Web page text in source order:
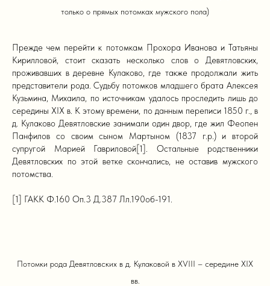
только о прямых потомках мужского пола)
Прежде чем перейти к потомкам Прохора Иванова и Татьяны
Кирилловой, стоит сказать несколько слов о Девятловских,
проживавших в деревне Кулаково, где также продолжали жить
представители рода. Судьбу потомков младшего брата Алексея
Кузьмина, Михаила, по источникам удалось проследить лишь до
середины XIX в. К этому времени, по данным переписи 1850 г., в
д. Кулаково Девятловские занимали один двор, где жил Феопен
Панфилов со своим сыном Мартыном (1837 г.р.) и второй
супругой Марией Гавриловой[1]. Остальные родственники
Девятловских по этой ветке скончались, не оставив мужского
потомства.
[1] ГАКК Ф.160 Оп.3 Д.387 Лл.190об-191.
Потомки рода Девятловских в д. Кулаковой в XVIII – середине XIX
вв.